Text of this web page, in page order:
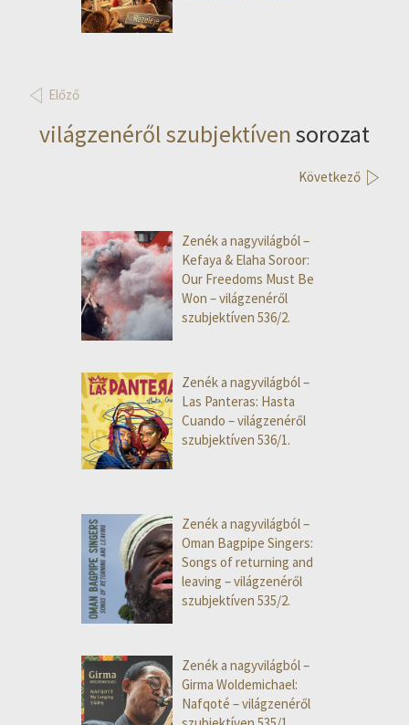
Előző
világzenéről szubjektívensorozat
Következő
Zenék a nagyvilágból –
Kefaya & Elaha Soroor:
Our Freedoms Must Be
Won – világzenéről
szubjektíven 536/2.
Zenék a nagyvilágból –
Las Panteras: Hasta
Cuando – világzenéről
szubjektíven 536/1.
Zenék a nagyvilágból –
Oman Bagpipe Singers:
Songs of returning and
leaving – világzenéről
szubjektíven 535/2.
Zenék a nagyvilágból –
Girma Woldemichael:
Nafqoté – világzenéről